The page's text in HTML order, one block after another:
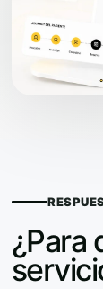
¿Para